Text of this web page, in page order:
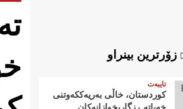
زۆرترین بینراو
تایبەت
کوردستان، خاڵی بەریەککەوتنی
خەباتە ڕزگاریخوازانەکان